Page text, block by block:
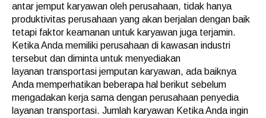
antar jemput karyawan oleh perusahaan, tidak hanya
produktivitas perusahaan yang akan berjalan dengan baik
tetapi faktor keamanan untuk karyawan juga terjamin.
Ketika Anda memiliki perusahaan di kawasan industri
tersebut dan diminta untuk menyediakan
layanan transportasi jemputan karyawan, ada baiknya
Anda memperhatikan beberapa hal berikut sebelum
mengadakan kerja sama dengan perusahaan penyedia
layanan transportasi. Jumlah karyawan Ketika Anda ingin